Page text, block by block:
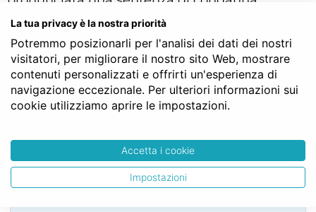
Struttura gerarchica per l'articolo 1311 del Codice Civile:
Codice Civile
LIBRO QUARTO - Delle obbligazioni
TITOLO I - Delle obbligazioni in generale
Capo VII - Di alcune specie di obbligazioni
Sezione III - Delle obbligazioni in solido
SERVE LA CONSULENZA DEL NOTAIO?
La tua privacy è la nostra priorità
Potremmo posizionarli per l'analisi dei dati dei nostri
visitatori, per migliorare il nostro sito Web, mostrare
contenuti personalizzati e offrirti un'esperienza di
navigazione eccezionale. Per ulteriori informazioni sui
cookie utilizziamo aprire le impostazioni.
Accetta i cookie
Impostazioni